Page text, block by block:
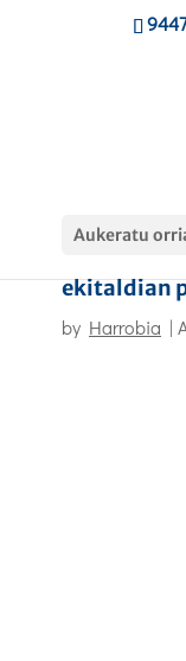
Aukeratu
ekitaldian
by Harrobia |